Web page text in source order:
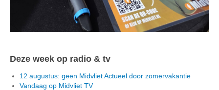
Deze week op radio & tv
12 augustus: geen Midvliet Actueel door zomervakantie
Vandaag op Midvliet TV